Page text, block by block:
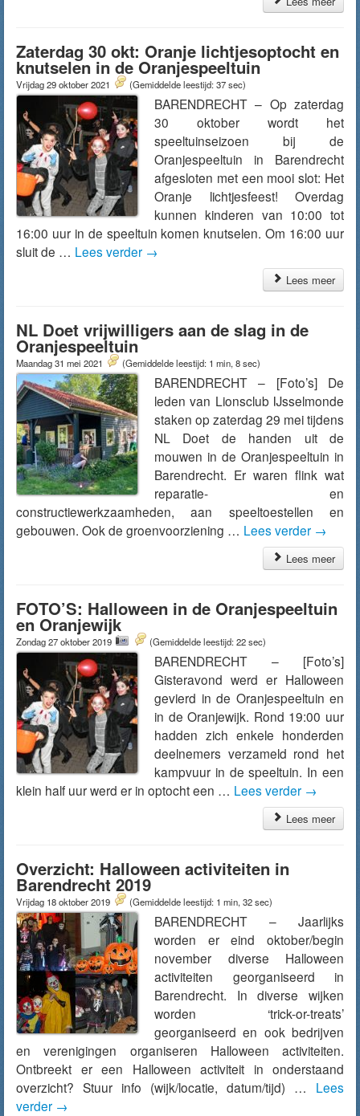
Zaterdag 30 okt: Oranje lichtjesoptocht en
knutselen in de Oranjespeeltuin
Vrijdag 29 oktober 2021 (Gemiddelde leestijd: 37 sec)
BARENDRECHT – Op zaterdag
30 oktober wordt het
speeltuinseizoen bij de
Oranjespeeltuin in Barendrecht
afgesloten met een mooi slot: Het
Oranje lichtjesfeest! Overdag
kunnen kinderen van 10:00 tot
16:00 uur in de speeltuin komen knutselen. Om 16:00 uur
sluit de … Lees verder →
Lees meer
NL Doet vrijwilligers aan de slag in de
Oranjespeeltuin
Maandag 31 mei 2021 (Gemiddelde leestijd: 1 min, 8 sec)
BARENDRECHT – [Foto’s] De
leden van Lionsclub IJsselmonde
staken op zaterdag 29 mei tijdens
NL Doet de handen uit de
mouwen in de Oranjespeeltuin in
Barendrecht. Er waren flink wat
reparatie- en
constructiewerkzaamheden, aan speeltoestellen en
gebouwen. Ook de groenvoorziening … Lees verder →
Lees meer
FOTO’S: Halloween in de Oranjespeeltuin
en Oranjewijk
Zondag 27 oktober 2019 (Gemiddelde leestijd: 22 sec)
BARENDRECHT – [Foto’s]
Gisteravond werd er Halloween
gevierd in de Oranjespeeltuin en
in de Oranjewijk. Rond 19:00 uur
hadden zich enkele honderden
deelnemers verzameld rond het
kampvuur in de speeltuin. In een
klein half uur werd er in optocht een … Lees verder →
Lees meer
Overzicht: Halloween activiteiten in
Barendrecht 2019
Vrijdag 18 oktober 2019 (Gemiddelde leestijd: 1 min, 32 sec)
BARENDRECHT – Jaarlijks
worden er eind oktober/begin
november diverse Halloween
activiteiten georganiseerd in
Barendrecht. In diverse wijken
worden ‘trick-or-treats’
georganiseerd en ook bedrijven
en verenigingen organiseren Halloween activiteiten.
Ontbreekt er een Halloween activiteit in onderstaand
overzicht? Stuur info (wijk/locatie, datum/tijd) … Lees
verder →